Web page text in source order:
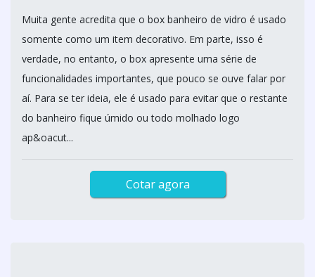
Muita gente acredita que o box banheiro de vidro é usado
somente como um item decorativo. Em parte, isso é
verdade, no entanto, o box apresente uma série de
funcionalidades importantes, que pouco se ouve falar por
aí. Para se ter ideia, ele é usado para evitar que o restante
do banheiro fique úmido ou todo molhado logo
ap&oacut...
Cotar agora